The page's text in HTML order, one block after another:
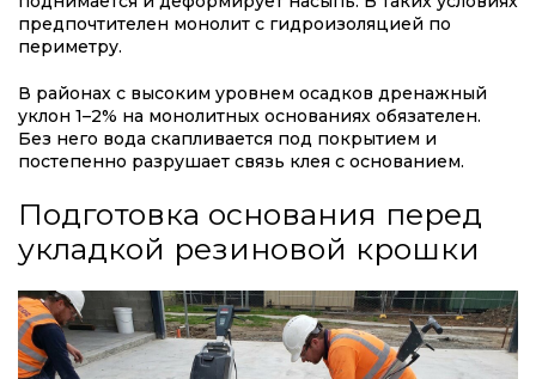
предпочтителен монолит с гидроизоляцией по
периметру.
В районах с высоким уровнем осадков дренажный
уклон 1–2% на монолитных основаниях обязателен.
Без него вода скапливается под покрытием и
постепенно разрушает связь клея с основанием.
Подготовка основания перед
укладкой резиновой крошки